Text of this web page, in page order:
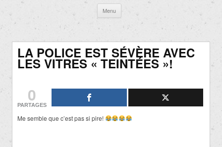
Menu
contenu
LA POLICE EST SÉVÈRE AVEC
LES VITRES « TEINTÉES »!
0
PARTAGES
Me semble que c’est pas si pire!